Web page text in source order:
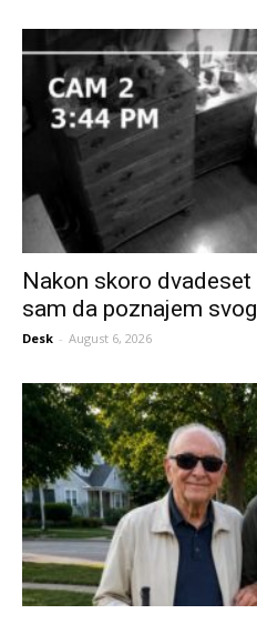
Nakon skoro
sam da poznajem
Desk - August 6, 2026